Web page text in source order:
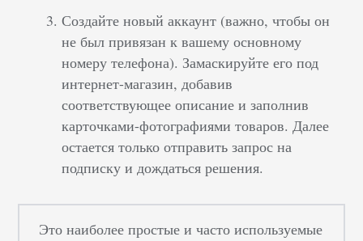
Создайте новый аккаунт (важно, чтобы он
не был привязан к вашему основному
номеру телефона). Замаскируйте его под
интернет-магазин, добавив
соответствующее описание и заполнив
карточками-фотографиями товаров. Далее
остается только отправить запрос на
подписку и дождаться решения.
Это наиболее простые и часто используемые